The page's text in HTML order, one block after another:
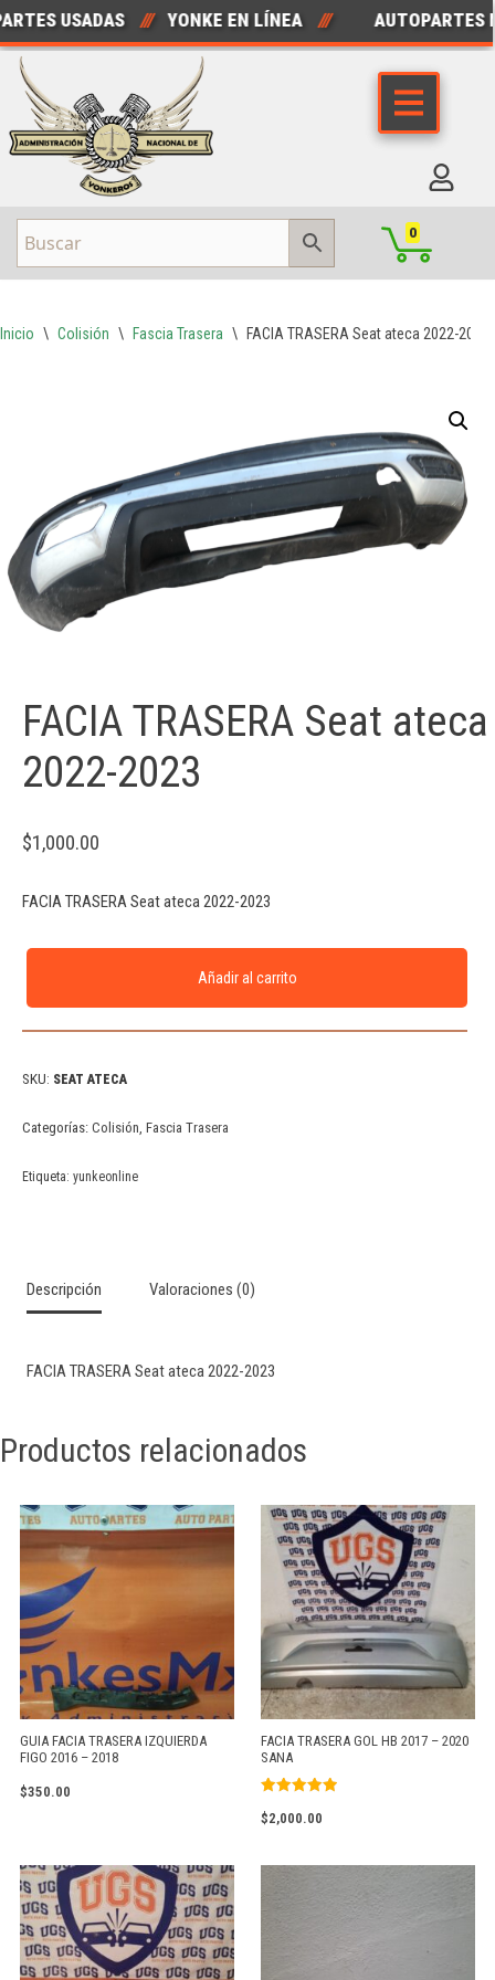
Saltar
al
contenido
USADAS /// YONKE EN LÍNEA /// AUTOPARTES
0
Inicio \ Colisión \ Fascia Trasera \ FACIA TRASERA Seat ateca 2022-2023
FACIA TRASERA Seat ateca
2022-2023
$1,000.00
FACIA TRASERA Seat ateca 2022-2023
Añadir al carrito
SKU: SEAT ATECA
Categorías: Colisión, Fascia Trasera
Etiqueta: yunkeonline
Descripción Valoraciones (0)
FACIA TRASERA Seat ateca 2022-2023
Productos relacionados
GUIA FACIA TRASERA IZQUIERDA
FIGO 2016 – 2018
$350.00
FACIA TRASERA GOL HB 2017 – 2020
SANA
con
$2,000.00